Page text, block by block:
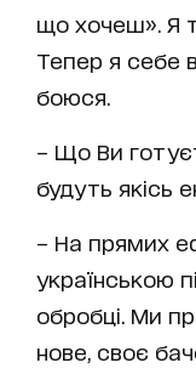
що хочеш». Я
Тепер я себе
боюся.
– Що Ви
будуть якісь
– На прямих
українською
обробці. Ми
нове, своє